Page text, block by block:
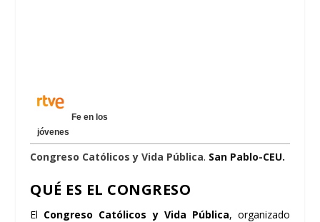
Fe en los
jóvenes
Congreso Católicos y Vida Pública. San Pablo-CEU.
QUÉ ES EL CONGRESO
El Congreso Católicos y Vida Pública, organizado